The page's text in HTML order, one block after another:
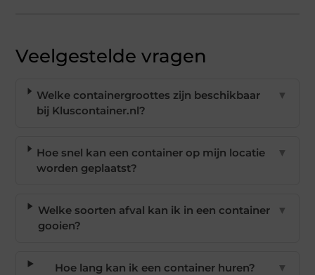
Veelgestelde vragen
Welke containergroottes zijn beschikbaar
bij Kluscontainer.nl?
▼
Hoe snel kan een container op mijn locatie
worden geplaatst?
▼
Welke soorten afval kan ik in een container
gooien?
▼
Hoe lang kan ik een container huren? ▼